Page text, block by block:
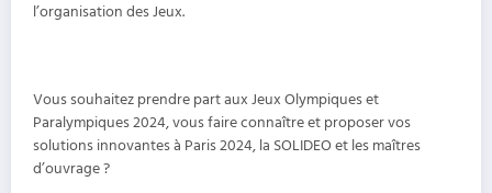
l’organisation des Jeux.
Vous souhaitez prendre part aux Jeux Olympiques et
Paralympiques 2024, vous faire connaître et proposer vos
solutions innovantes à Paris 2024, la SOLIDEO et les maîtres
d’ouvrage ?